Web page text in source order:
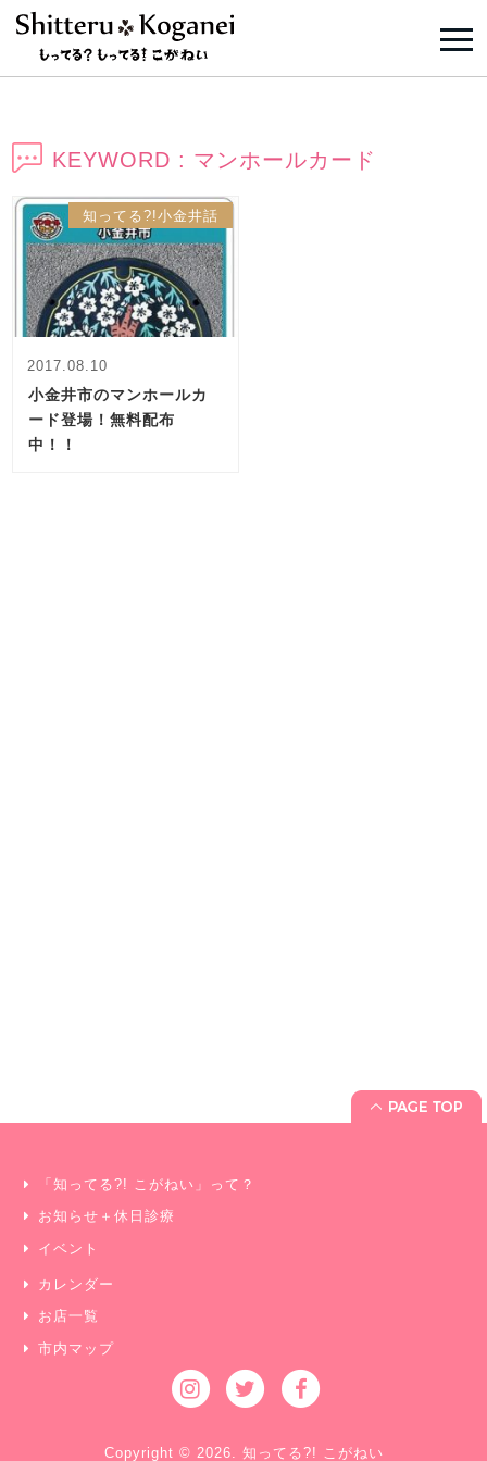
KEYWORD : マンホールカード
2017.08.10
小金井市のマンホールカ
ード登場！無料配布
中！！
知ってる?!小金井話
「知ってる?! こがねい」って？
お知らせ＋休日診療
イベント
カレンダー
お店一覧
市内マップ
Copyright © 2026. 知ってる?! こがねい